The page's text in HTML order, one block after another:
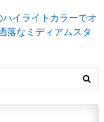
イライトカラーでオ
落なミディアムスタ